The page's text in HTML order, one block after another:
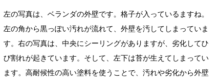
左の写真は、ベランダの外壁です。格子が入っている ますね。
左の角から黒っぽい汚れが流れて、外壁を汚してしまっていま
す。右の写真は、中央にシーリングがありますが、劣化してひ
び割れが起きています。そして、左下は苔が生えてしまってい
ます。高耐候性の高い塗料を使うことで、汚れや劣化から外壁